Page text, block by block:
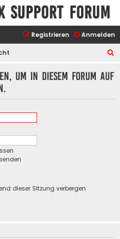
Support Forum
Anmelden
Registrieren
um in diesem Forum auf
dieser Sitzung verbergen